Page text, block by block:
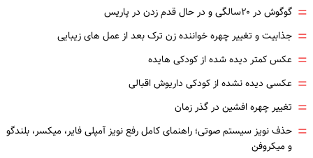
= گوگوش در ۲۰سالگی و در حال قدم زدن در پاریس
= جذابیت و تغییر چهره خواننده زن ترک بعد از عمل های زیبایی
= عکس کمتر دیده شده از کودکی هایده
= عکسی دیده نشده از کودکی داریوش اقبالی
= تغییر چهره افشین در گذر زمان
= حذف نویز سیستم صوتی؛ راهنمای کامل رفع نویز آمپلی فایر، میکسر، بلندگو
و میکروفن